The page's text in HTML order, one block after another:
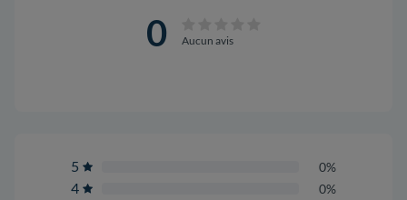
0 Aucun avis
5 0%
4 0%